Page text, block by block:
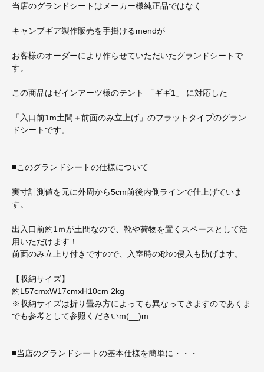
当店のグランドシートはメーカー様純正品ではなく
キャンプギア製作販売を手掛けるmendが
お客様のオーダーにより作らせていただいたグランドシートで
す。
この商品はゼインアーツ様のテント 「ギギ1」 に対応した
「入口前1m土間＋前面のみ立上げ」のフラットタイプのグラン
ドシートです。
■このグランドシートの仕様について
実寸計測値を元に外周から5cm前後内側ラインで仕上げていま
す。
出入口前約1ｍが土間なので、靴や荷物を置くスペースとして活
用いただけます！
前面のみ立上り付きですので、入室時の砂の侵入も防げます。
【収納サイズ】
約L57cmxW17cmxH10cm 2kg
※収納サイズは折り畳み方によっても異なってきますのであくま
でも参考として参照くださいm(__)m
■当店のグランドシートの基本仕様を簡単に・・・